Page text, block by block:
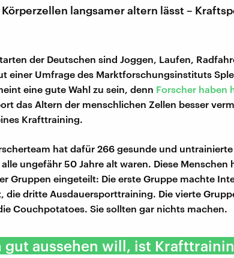
langsamer altern lässt –
der Deutschen sind Joggen, Laufen,
einer Umfrage des Marktforschungsinstituts
eine gute Wahl zu sein, denn Forscher haben
das Altern der menschlichen Zellen besser
Krafttraining.
hat dafür 266 gesunde und
ungefähr 50 Jahre alt waren. Diese Menschen
Gruppen eingeteilt: Die erste Gruppe machte
die dritte Ausdauersporttraining. Die vierte
Couchpotatoes. Sie sollten gar nichts machen.
gut aussehen will, ist